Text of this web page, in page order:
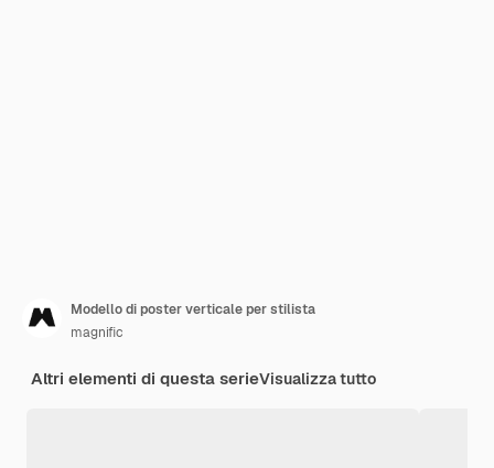
Modello di poster verticale per stilista
magnific
Altri elementi di questa serieVisualizza tutto